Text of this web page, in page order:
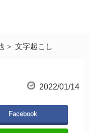
文字起こし
2022/01/14
Facebook